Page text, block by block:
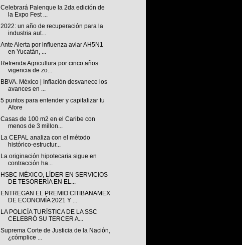
Celebrará Palenque la 2da edición de
la Expo Fest ...
2022: un año de recuperación para la
industria aut...
Ante Alerta por influenza aviar AH5N1
en Yucatán, ...
Refrenda Agricultura por cinco años
vigencia de zo...
BBVA. México | Inflación desvanece los
avances en ...
5 puntos para entender y capitalizar tu
Afore
Casas de 100 m2 en el Caribe con
menos de 3 millon...
La CEPAL analiza con el método
histórico-estructur...
La originación hipotecaria sigue en
contracción ha...
HSBC MÉXICO, LÍDER EN SERVICIOS
DE TESORERÍA EN EL...
ENTREGAN EL PREMIO CITIBANAMEX
DE ECONOMÍA 2021 Y ...
LA POLICÍA TURÍSTICA DE LA SSC
CELEBRÓ SU TERCER A...
Suprema Corte de Justicia de la Nación,
¿cómplice ...